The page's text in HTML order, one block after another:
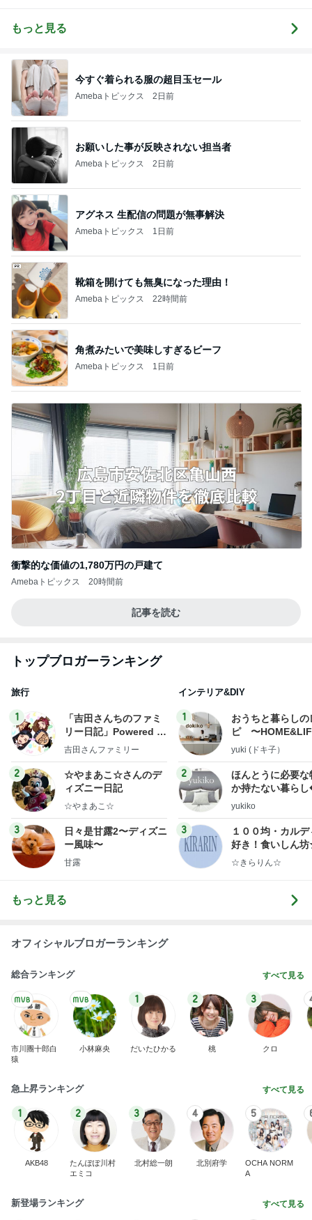
もっと見る
今すぐ着られる服の超目玉セール
Amebaトピックス 2日前
お願いした事が反映されない担当者
Amebaトピックス 2日前
アグネス 生配信の問題が無事解決
Amebaトピックス 1日前
靴箱を開けても無臭になった理由！
Amebaトピックス 22時間前
角煮みたいで美味しすぎるビーフ
Amebaトピックス 1日前
衝撃的な価値の1,780万円の戸建て
Amebaトピックス 20時間前
記事を読む
トップブロガーランキング
旅行
1
「吉田さんちのファミ
リー日記」Powered b
y Ameba 吉田さんファ
ログ
吉田さんファミリー
2
☆やまあこ☆さんのデ
ィズニー日記
☆やまあこ☆
3
日々是甘露2〜ディズニ
ー風味〜
甘露
インテリア&DIY
1
おうちと暮らしの
ピ 〜
yuki (ドキ子）
2
ほんとうに必要な
か持たない暮ら
ep Life Simple◆
yukiko
3
１００均・カルデ
好き！食いしん
らりん☆のブログ
☆きらりん☆
もっと見る
オフィシャルブロガーランキング
総合ランキング すべて見る
市川團十郎白
猿
小林麻央
1
だいたひかる
2
桃
3
クロ
急上昇ランキング すべて見る
1
AKB48
2
たんぽぽ川村
エミコ
3
北村総一朗
4
北別府学
5
OCHA NORM
A
新登場ランキング すべて見る